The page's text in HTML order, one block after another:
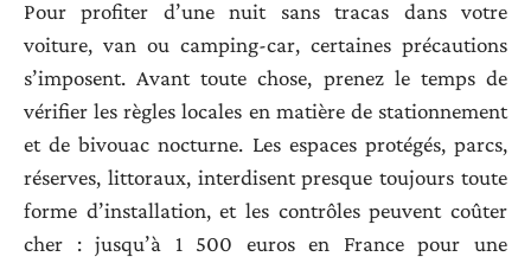
Pour profiter d’une nuit sans tracas dans votre
voiture, van ou camping-car, certaines précautions
s’imposent. Avant toute chose, prenez le temps de
vérifier les règles locales en matière de stationnement
et de bivouac nocturne. Les espaces protégés, parcs,
réserves, littoraux, interdisent presque toujours toute
forme d’installation, et les contrôles peuvent coûter
cher : jusqu’à 1 500 euros en France pour une